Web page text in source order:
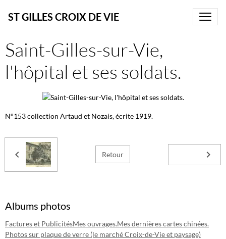
ST GILLES CROIX DE VIE
Saint-Gilles-sur-Vie,
l'hôpital et ses soldats.
N°153 collection Artaud et Nozais, écrite 1919.
Retour
Albums photos
Factures et PublicitésMes ouvrages.Mes dernières cartes chinées.
Photos sur plaque de verre (le marché Croix-de-Vie et paysage)